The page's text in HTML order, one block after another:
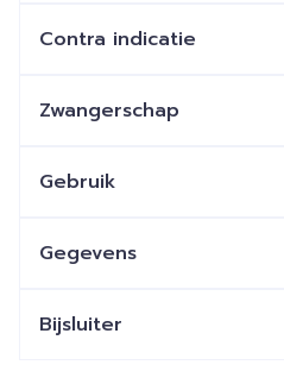
Contra indicatie
Zwangerschap
Gebruik
Gegevens
Bijsluiter